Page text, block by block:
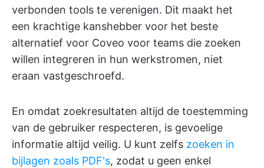
verbonden tools te verenigen. Dit maakt het
een krachtige kanshebber voor het beste
alternatief voor Coveo voor teams die zoeken
willen integreren in hun werkstromen, niet
eraan vastgeschroefd.
En omdat zoekresultaten altijd de toestemming
van de gebruiker respecteren, is gevoelige
informatie altijd veilig. U kunt zelfs zoeken in
bijlagen zoals PDF's, zodat u geen enkel